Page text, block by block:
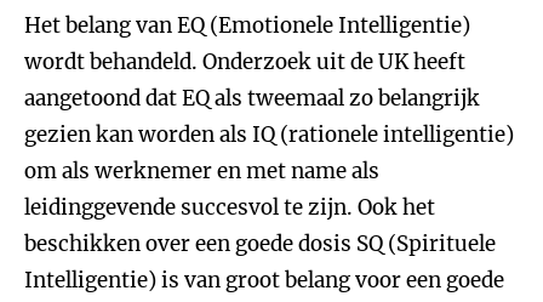
Het belang van EQ (Emotionele Intelligentie)
wordt behandeld. Onderzoek uit de UK heeft
aangetoond dat EQ als tweemaal zo belangrijk
gezien kan worden als IQ (rationele intelligentie)
om als werknemer en met name als
leidinggevende succesvol te zijn. Ook het
beschikken over een goede dosis SQ (Spirituele
Intelligentie) is van groot belang voor een goede